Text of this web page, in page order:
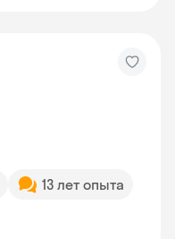
13 лет опыта